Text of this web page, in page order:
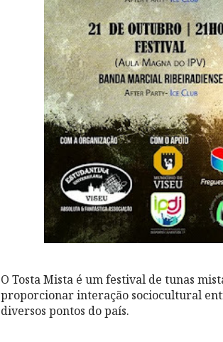
O Tosta Mista é um festival de tunas
proporcionar interação sociocultural
diversos pontos do país.